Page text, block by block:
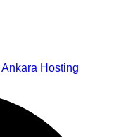
Ankara Hosting